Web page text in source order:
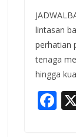
lintasan
perhatian
tenaga
hingga
F